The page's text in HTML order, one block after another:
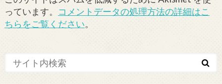
っています。 コメントデータの処理方法の詳細はこ
ちらをご覧ください。